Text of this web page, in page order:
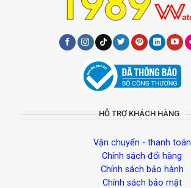
HỖ TRỢ KHÁCH HÀNG
Vận chuyển - thanh toán
Chính sách đổi hàng
Chính sách bảo hành
Chính sách bảo mật